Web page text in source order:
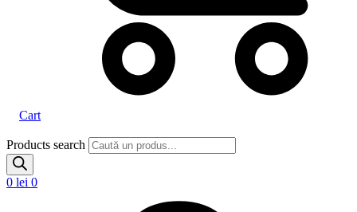
Cart
Products search
0 lei 0